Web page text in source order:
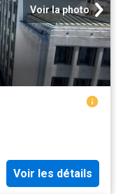
Voir la photo
Voir les détails